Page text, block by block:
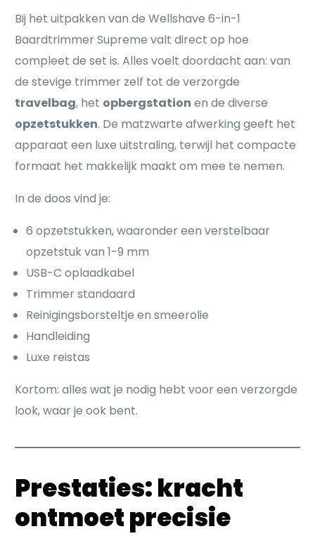
Bij het uitpakken van de Wellshave 6-in-1
Baardtrimmer Supreme valt direct op hoe
compleet de set is. Alles voelt doordacht aan: van
de stevige trimmer zelf tot de verzorgde
travelbag, het opbergstation en de diverse
opzetstukken. De matzwarte afwerking geeft het
apparaat een luxe uitstraling, terwijl het compacte
formaat het makkelijk maakt om mee te nemen.
In de doos vind je:
6 opzetstukken, waaronder een verstelbaar
opzetstuk van 1-9 mm
USB-C oplaadkabel
Trimmer standaard
Reinigingsborsteltje en smeerolie
Handleiding
Luxe reistas
Kortom: alles wat je nodig hebt voor een verzorgde
look, waar je ook bent.
Prestaties: kracht
ontmoet precisie